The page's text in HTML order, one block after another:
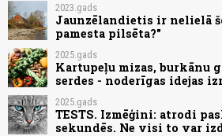
2023.gads
Jaunzēlandietis ir nelielā
pamesta pilsēta?"
2025.gads
Kartupeļu mizas, burkānu
serdes - noderīgas idejas
2025.gads
TESTS. Izmēģini: atrodi
sekundēs. Ne visi to var